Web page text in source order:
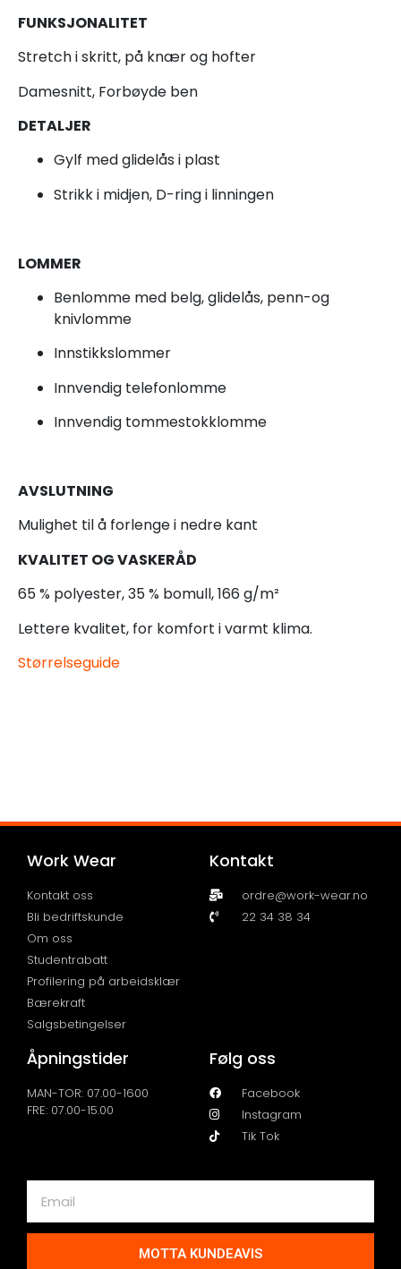
FUNKSJONALITET
Stretch i skritt, på knær og hofter
Damesnitt, Forbøyde ben
DETALJER
Gylf med glidelås i plast
Strikk i midjen, D-ring i linningen
LOMMER
Benlomme med belg, glidelås, penn-og
knivlomme
Innstikkslommer
Innvendig telefonlomme
Innvendig tommestokklomme
AVSLUTNING
Mulighet til å forlenge i nedre kant
KVALITET OG VASKERÅD
65 % polyester, 35 % bomull, 166 g/m²
Lettere kvalitet, for komfort i varmt klima.
Størrelseguide
Work Wear
Kontakt oss
Bli bedriftskunde
Om oss
Studentrabatt
Profilering på arbeidsklær
Bærekraft
Salgsbetingelser
Kontakt
ordre@work-wear.no
22 34 38 34
Åpningstider
MAN-TOR: 07.00-1600
FRE: 07.00-15.00
Følg oss
Facebook
Instagram
Tik Tok
MOTTA KUNDEAVIS